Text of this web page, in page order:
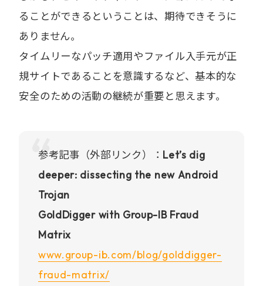
ることができるということは、期待できそうに
ありません。
タイムリーなパッチ適用やファイル入手元が正
規サイトであることを意識するなど、基本的な
安全のための活動の継続が重要と思えます。
参考記事（外部リンク）： Let’s dig
deeper: dissecting the new Android
Trojan
GoldDigger with Group-IB Fraud
Matrix
www.group-ib.com/blog/golddigger-
fraud-matrix/